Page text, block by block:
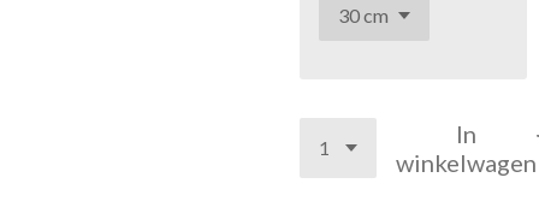
In
winkelwagen